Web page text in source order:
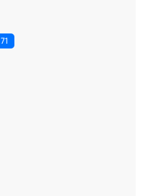
71